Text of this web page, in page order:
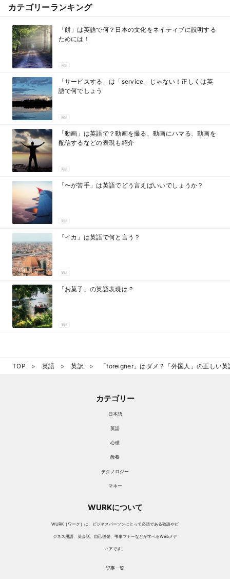
カテゴリーランキング
「餅」は英語で何？日本の文化をネイティブに説明する
ためには！
英訳
「サービスする」は「service」じゃない！正しくは英
語で何でしょう
英訳
「動画」は英語で？動画を撮る、動画にハマる、動画を
配信するなどの表現も紹介
英訳
「〜が苦手」は英語でどう言えばいいでしょうか？
英訳
「イカ」は英語で何と言う？
英訳
「お菓子」の英語表現は？
英訳
TOP 英語 英訳 「foreigner」はダメ？「外国人」の正しい英
カテゴリー
日本語
英語
心理
教養
テクノロジー
マネー
WURKについて
WURK［ワーク］は、ビジネスパーソンにとって必須である敬語やビ
ジネス用語、英会話、自己啓発、弔事マナーなどが学べるWebメデ
ィアです。
記事一覧